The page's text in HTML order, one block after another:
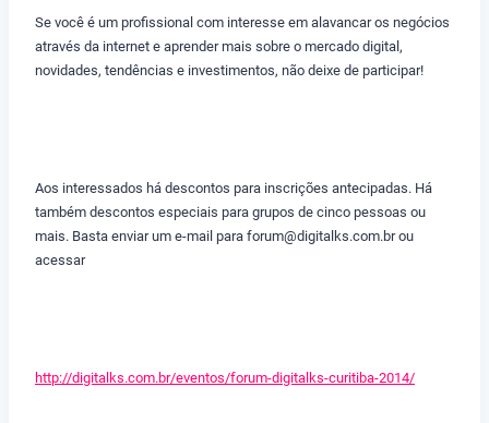
Se você é um profissional com interesse em alavancar os negócios
através da internet e aprender mais sobre o mercado digital,
novidades, tendências e investimentos, não deixe de participar!
Aos interessados há descontos para inscrições antecipadas. Há
também descontos especiais para grupos de cinco pessoas ou
mais. Basta enviar um e-mail para forum@digitalks.com.brou
acessar
http://digitalks.com.br/eventos/forum-digitalks-curitiba-2014/